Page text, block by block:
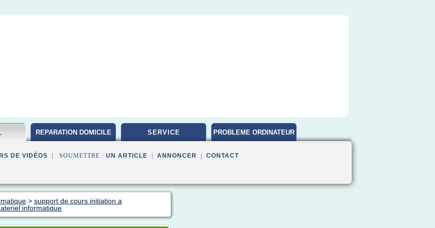
REPARATION DOMICILE SERVICE PROBLEME ORDINATEUR
DE VIDÉOS | SOUMETTRE : UN ARTICLE ANNONCER CONTACT
> support de cours initiation a
informatique